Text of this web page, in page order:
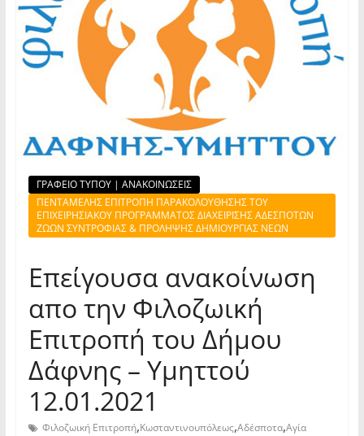
ΓΡΑΦΕΙΟ ΤΥΠΟΥ | ΑΝΑΚΟΙΝΩΣΕΙΣ
ΠΕΝΤΑΜΕΛΗΣ ΕΠΙΤΡΟΠΗ ΠΑΡΑΚΟΛΟΥΘΗΣΗΣ ΤΟΥ
ΕΠΙΧΕΙΡΗΣΙΑΚΟΥ ΠΡΟΓΡΑΜΜΑΤΟΣ ΔΙΑΧΕΙΡΙΣΗΣ ΑΔΕΣΠΟΤΩΝ
ΖΩΩΝ ΣΥΝΤΡΟΦΙΑΣ & ΠΡΟΛΗΨΗΣ ΔΗΜΙΟΥΡΓΙΑΣ ΝΕΩΝ
Επείγουσα ανακοίνωση
απο την Φιλοζωική
Επιτροπή του Δήμου
Δάφνης – Υμηττού
12.01.2021
Φιλοζωική Επιτροπή,Κωσταντινουπόλεως,Αδέσποτα,Αγία